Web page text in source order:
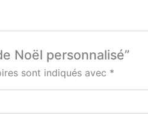
Noël personnalisé”
sont indiqués avec *